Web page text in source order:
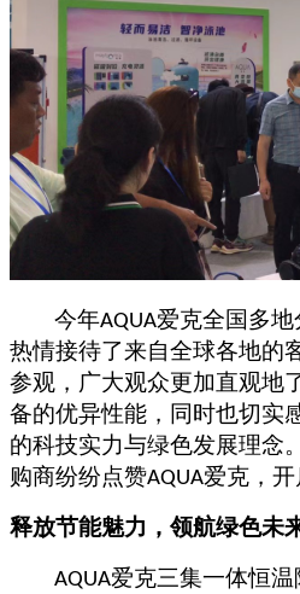
今年AQUA爱克全国多地
热情接待了来自全球各地的
参观，广大观众更加直观地
备的优异性能，同时也切实
的科技实力与绿色发展理念
购商纷纷点赞AQUA爱克，
释放节能魅力，领航绿色未
AQUA爱克三集一体恒